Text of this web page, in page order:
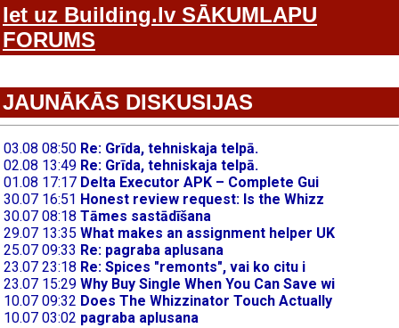
Iet uz Building.lv SĀKUMLAPU
FORUMS
JAUNĀKĀS DISKUSIJAS